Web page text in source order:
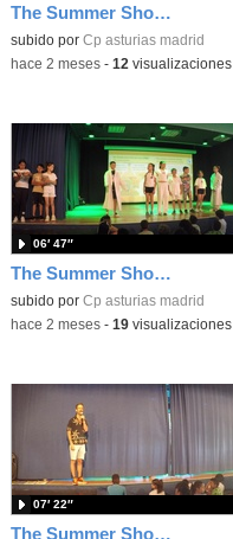
The Summer Show 003
Contenido educativo.
subido por Cp asturias madrid
-hace 2 meses- 12 visualizaciones
The Summer Show 002
Contenido educativo.
subido por Cp asturias madrid
06′ 47″
-hace 2 meses- 19visualizaciones
The Summer Show 001
07′ 22″